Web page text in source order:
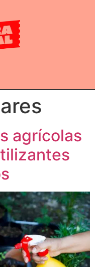
agrícolas